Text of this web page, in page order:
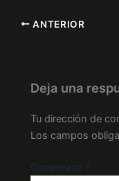
ANTERIOR
Deja una
Tu dirección de
Los campos
Comentario *